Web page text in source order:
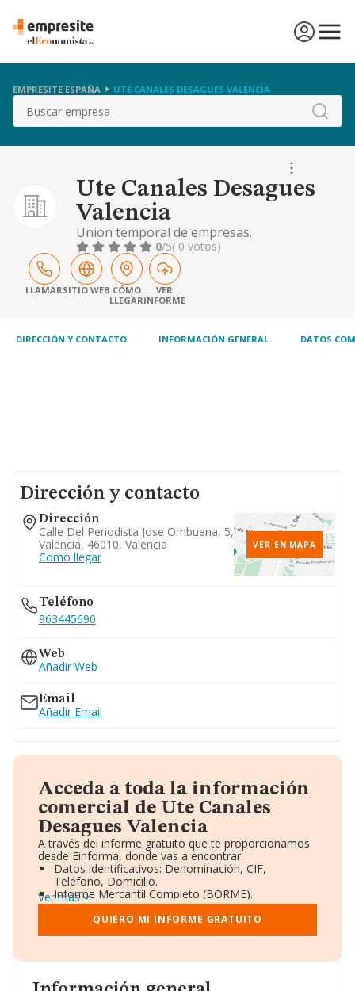
EMPRESITE ESPAÑA UTE CANALES DESAGUES VALENCIA
Buscar
Ute Canales Desagues
Valencia
Union temporal de empresas.
0/5( 0 votos)
LLAMARSITIO WEB CÓMO
LLEGAR
VER
INFORME
DIRECCIÓN Y CONTACTO INFORMACIÓN GENERAL DATOS
Dirección y contacto
Dirección
Calle Del Periodista Jose Ombuena, 5,
Valencia, 46010, Valencia
Como llegar
VER EN MAPA
Teléfono
963445690
Web
Añadir Web
Email
Añadir Email
Acceda a toda la información
comercial de Ute Canales
Desagues Valencia
A través del informe gratuito que te proporcionamos
desde Einforma, donde vas a encontrar:
Datos identificativos: Denominación, CIF,
Teléfono, Domicilio.
Informe Mercantil Completo (BORME).
Gráficos de Evolución Ventas y Empleados.
Consejo de Administración y Administradores.
Directivos y Ejecutivos.
Información oficial y registral complementaria.
Ver más
QUIERO MI INFORME GRATUITO